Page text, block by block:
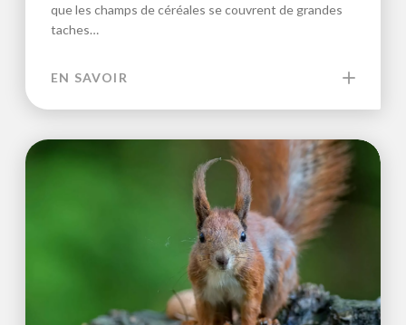
que les champs de céréales se couvrent de grandes
taches…
EN SAVOIR